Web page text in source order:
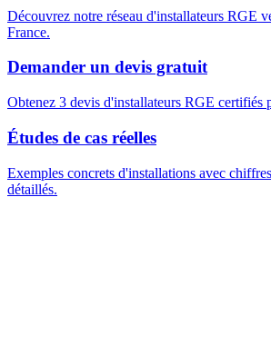
Découvrez notre réseau d'installateurs RGE
France.
Demander un devis gratuit
Obtenez 3 devis d'installateurs RGE certifiés
Études de cas réelles
Exemples concrets d'installations avec
détaillés.